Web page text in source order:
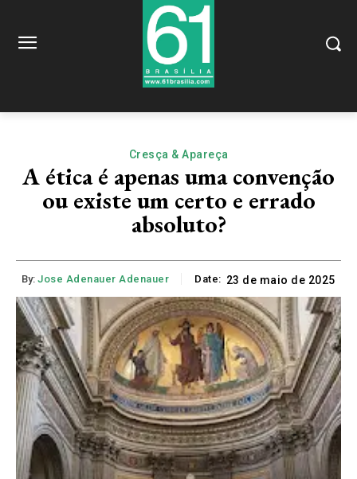
Cresça & Apareça
A ética é apenas uma convenção
ou existe um certo e errado
absoluto?
By: Jose Adenauer Adenauer Date: 23 de maio de 2025